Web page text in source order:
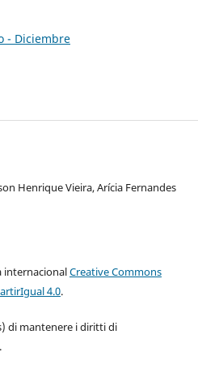
- Diciembre
Henrique Vieira, Arícia Fernandes
internacionalCreative Commons
4.0.
di mantenere i diritti di